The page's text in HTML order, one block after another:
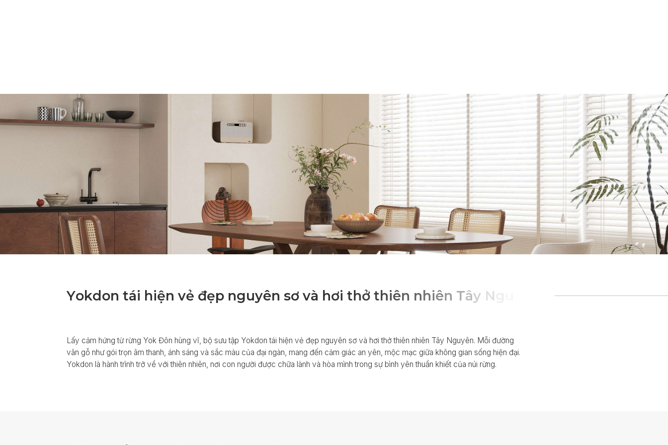
Yokdon tái hiện vẻ đẹp nguyên sơ và hơi thở thiên nhiên Tây N
Lấy cảm hứng từ rừng Yok Đôn hùng vĩ, bộ sưu tập Yokdon tái hiện vẻ đẹp nguyên sơ và hơi thở thiên nhiên Tây Nguyên. Mỗi đường
vân gỗ như gói trọn âm thanh, ánh sáng và sắc màu của đại ngàn, mang đến cảm giác an yên, mộc mạc giữa không gian sống hiện đại.
Yokdon là hành trình trở về với thiên nhiên, nơi con người được chữa lành và hòa mình trong sự bình yên thuần khiết của núi rừng.